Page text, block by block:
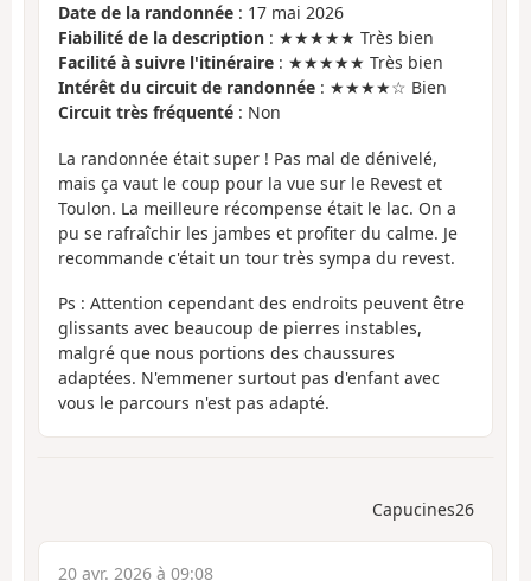
Date de la randonnée : 17 mai 2026
Fiabilité de la description : ★★★★★ Très bien
Facilité à suivre l'itinéraire : ★★★★★ Très bien
Intérêt du circuit de randonnée : ★★★★☆ Bien
Circuit très fréquenté : Non
La randonnée était super ! Pas mal de dénivelé,
mais ça vaut le coup pour la vue sur le Revest et
Toulon. La meilleure récompense était le lac. On a
pu se rafraîchir les jambes et profiter du calme. Je
recommande c'était un tour très sympa du revest.
Ps : Attention cependant des endroits peuvent être
glissants avec beaucoup de pierres instables,
malgré que nous portions des chaussures
adaptées. N'emmener surtout pas d'enfant avec
vous le parcours n'est pas adapté.
Capucines26
20 avr. 2026 à 09:08